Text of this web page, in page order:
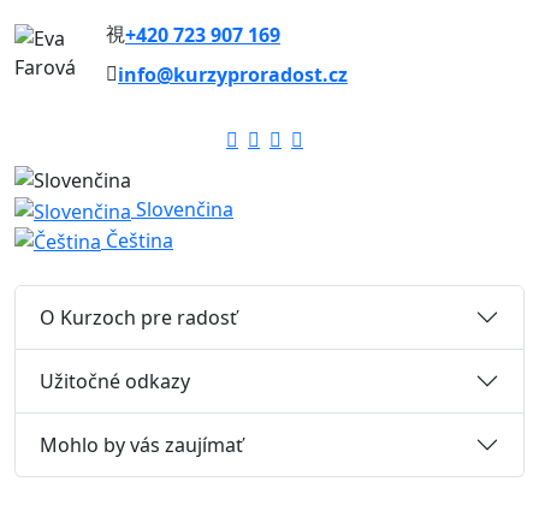
+420 723 907 169
info@kurzyproradost.cz
Slovenčina
Čeština
O Kurzoch pre radosť
Užitočné odkazy
Mohlo by vás zaujímať